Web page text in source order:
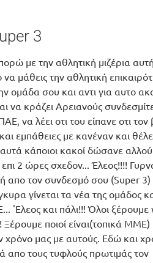
3
με την αθλητική μιζέρια
μάθεις την αθλητική
ομάδα σου και αντι για αυτο
να κράζει Αρειανούς
να λέει οτι του είπανε οτι τον
εμπάθειες με κανέναν και
κάποιοι κακοί δώσανε αλλού
επι 2 ώρες σχεδον... Έλεος!!!!
απο τον συνδεσμό σου (Super 3)
γίνεται τα νέα της ομάδος
'Ελεος και πάλι!!! Όλοι ξέρουμε
ποιοί είναι(τοπικά ΜΜΕ)
μας με αυτούς. Εδώ και
απο τους τυφλούς πρωτιμάς τον